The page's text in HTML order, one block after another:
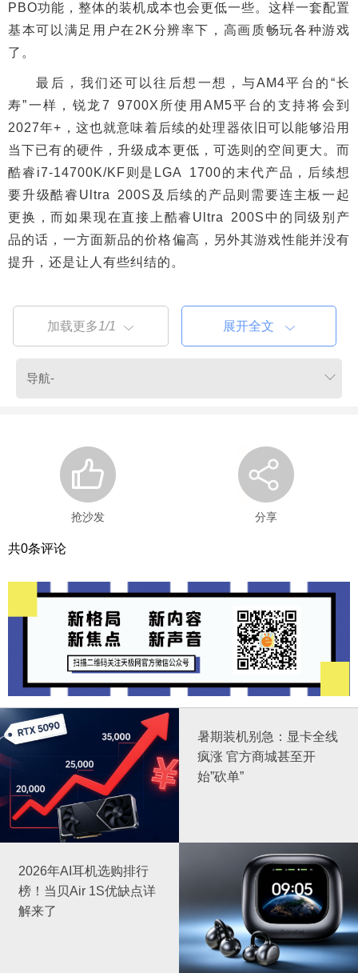
PBO功能，整体的装机成本也会更低一些。这样一套配置
基本可以满足用户在2K分辨率下，高画质畅玩各种游戏
了。
最后，我们还可以往后想一想，与AM4平台的“长
寿”一样，锐龙7 9700X所使用AM5平台的支持将会到
2027年+，这也就意味着后续的处理器依旧可以能够沿用
当下已有的硬件，升级成本更低，可选则的空间更大。而
酷睿i7-14700K/KF则是LGA 1700的末代产品，后续想
要升级酷睿Ultra 200S及后续的产品则需要连主板一起
更换，而如果现在直接上酷睿Ultra 200S中的同级别产
品的话，一方面新品的价格偏高，另外其游戏性能并没有
提升，还是让人有些纠结的。
加载更多 1/1 展开全文
抢沙发 分享
共0条评论
暑期装机别急：显卡全线
疯涨 官方商城甚至开
始”砍单”
2026年AI耳机选购排行
榜！当贝Air 1S优缺点详
解来了